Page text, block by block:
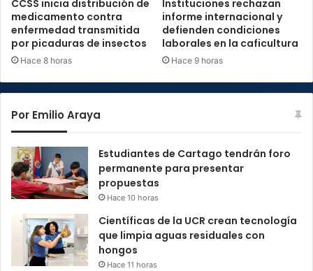
CCSS inicia distribución de
medicamento contra
enfermedad transmitida
por picaduras de insectos
Hace 8 horas
Instituciones rechazan
informe internacional y
defienden condiciones
laborales en la caficultura
Hace 9 horas
Por Emilio Araya
Estudiantes de Cartago tendrán foro
permanente para presentar
propuestas
Hace 10 horas
Científicas de la UCR crean tecnología
que limpia aguas residuales con
hongos
Hace 11 horas